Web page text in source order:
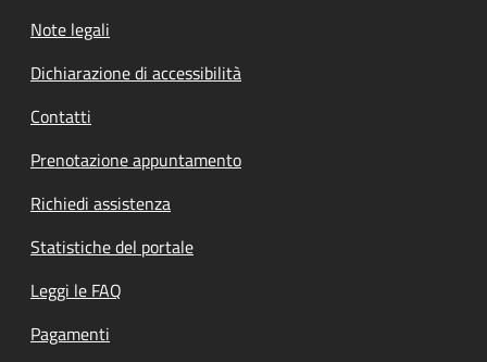
Note legali
Dichiarazione di accessibilità
Contatti
Prenotazione appuntamento
Richiedi assistenza
Statistiche del portale
Leggi le FAQ
Pagamenti